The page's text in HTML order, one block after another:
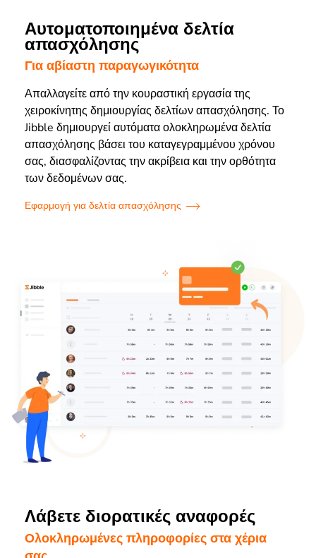
Αυτοματοποιημένα δελτία
απασχόλησης
Για αβίαστη παραγωγικότητα
Απαλλαγείτε από την κουραστική εργασία της
χειροκίνητης δημιουργίας δελτίων απασχόλησης. Το
Jibble δημιουργεί αυτόματα ολοκληρωμένα δελτία
απασχόλησης βάσει του καταγεγραμμένου χρόνου
σας, διασφαλίζοντας την ακρίβεια και την ορθότητα
των δεδομένων σας.
Εφαρμογή για δελτία απασχόλησης
Λάβετε διορατικές αναφορές
Ολοκληρωμένες πληροφορίες στα χέρια